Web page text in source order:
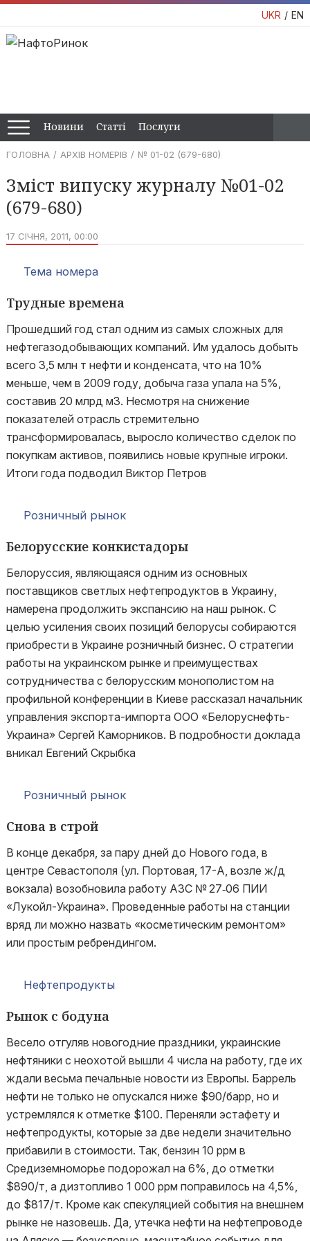
UKR EN
Новини Статті Послуги
ГОЛОВНА АРХІВ НОМЕРІВ № 01-02 (679-680)
Зміст випуску журналу №01-02
(679-680)
17 СІЧНЯ, 2011, 00:00
Тема номера
Трудные времена
Прошедший год стал одним из самых сложных для
нефтегазодобывающих компаний. Им удалось добыть
всего 3,5 млн т нефти и конденсата, что на 10%
меньше, чем в 2009 году, добыча газа упала на 5%,
составив 20 млрд м3. Несмотря на снижение
показателей отрасль стремительно
трансформировалась, выросло количество сделок по
покупкам активов, появились новые крупные игроки.
Итоги года подводил Виктор Петров
Розничный рынок
Белорусские конкистадоры
Белоруссия, являющаяся одним из основных
поставщиков светлых нефтепродуктов в Украину,
намерена продолжить экспансию на наш рынок. С
целью усиления своих позиций белорусы собираются
приобрести в Украине розничный бизнес. О стратегии
работы на украинском рынке и преимуществах
сотрудничества с белорусским монополистом на
профильной конференции в Киеве рассказал начальник
управления экспорта-импорта ООО «Белоруснефть-
Украина» Сергей Каморников. В подробности доклада
вникал Евгений Скрыбка
Розничный рынок
Снова в строй
В конце декабря, за пару дней до Нового года, в
центре Севастополя (ул. Портовая, 17-А, возле ж/д
вокзала) возобновила работу АЗС № 27‑06 ПИИ
«Лукойл-Украина». Проведенные работы на станции
вряд ли можно назвать «косметическим ремонтом»
или простым ребрендингом.
Нефтепродукты
Рынок с бодуна
Весело отгуляв новогодние праздники, украинские
нефтяники с неохотой вышли 4 числа на работу, где их
ждали весьма печальные новости из Европы. Баррель
нефти не только не опускался ниже $90/барр, но и
устремлялся к отметке $100. Переняли эстафету и
нефтепродукты, которые за две недели значительно
прибавили в стоимости. Так, бензин 10 ррм в
Средиземноморье подорожал на 6%, до отметки
$890/т, а дизтопливо 1 000 ррм поправилось на 4,5%,
до $817/т. Кроме как спекуляцией события на внешнем
рынке не назовешь. Да, утечка нефти на нефтепроводе